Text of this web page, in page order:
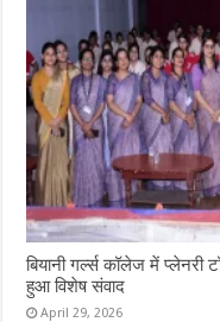
बियानी गर्ल्स कॉलेज में
हुआ विशेष संवाद
April 29, 2026